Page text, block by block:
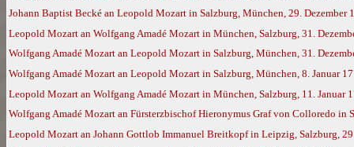
Johann Baptist Becké an Leopold Mozart in Salzburg, München, 29. Dezember
Leopold Mozart an Wolfgang Amadé Mozart in München, Salzburg, 31.
Wolfgang Amadé Mozart an Leopold Mozart in Salzburg, München, 31.
Wolfgang Amadé Mozart an Leopold Mozart in Salzburg, München, 8. Januar
Leopold Mozart an Wolfgang Amadé Mozart in München, Salzburg, 11. Januar
Wolfgang Amadé Mozart an Fürsterzbischof Hieronymus Graf von Colloredo in
Leopold Mozart an Johann Gottlob Immanuel Breitkopf in Leipzig, Salzburg,